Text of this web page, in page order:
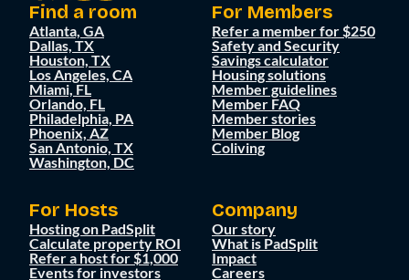
Find a room
Atlanta, GA
Dallas, TX
Houston, TX
Los Angeles, CA
Miami, FL
Orlando, FL
Philadelphia, PA
Phoenix, AZ
San Antonio, TX
Washington, DC
For Members
Refer a member for $250
Safety and Security
Savings calculator
Housing solutions
Member guidelines
Member FAQ
Member stories
Member Blog
Coliving
For Hosts
Hosting on PadSplit
Calculate property ROI
Refer a host for $1,000
Events for investors
Company
Our story
What is PadSplit
Impact
Careers